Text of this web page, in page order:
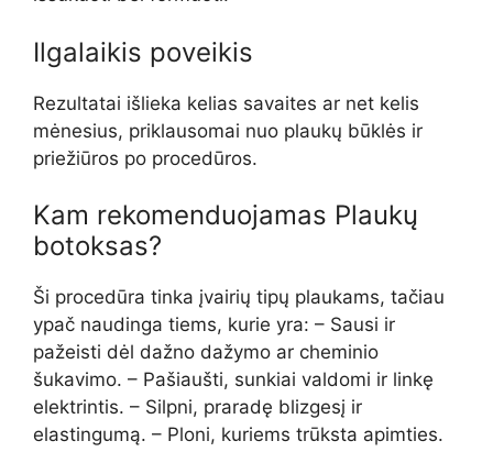
Ilgalaikis poveikis
Rezultatai išlieka kelias savaites ar net kelis
mėnesius, priklausomai nuo plaukų būklės ir
priežiūros po procedūros.
Kam rekomenduojamas Plaukų
botoksas?
Ši procedūra tinka įvairių tipų plaukams, tačiau
ypač naudinga tiems, kurie yra: – Sausi ir
pažeisti dėl dažno dažymo ar cheminio
šukavimo. – Pašiaušti, sunkiai valdomi ir linkę
elektrintis. – Silpni, praradę blizgesį ir
elastingumą. – Ploni, kuriems trūksta apimties.